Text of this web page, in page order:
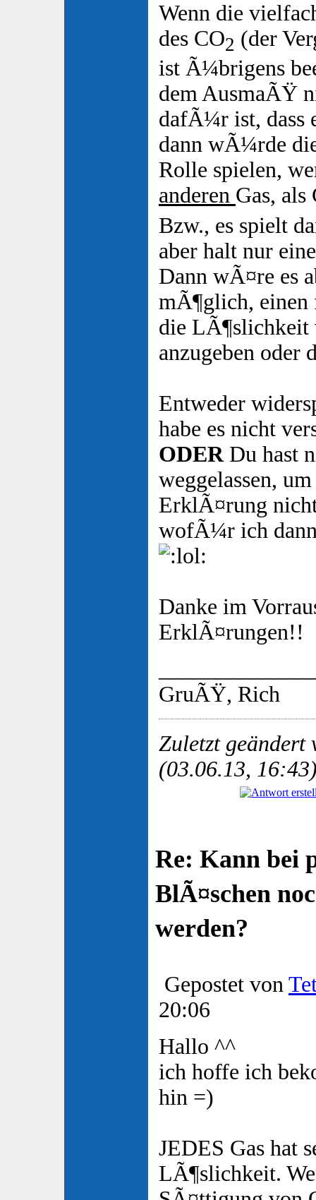
Wenn die
des CO2 (der
ist Ã¼brigens
dem AusmaÃŸ
dafÃ¼r ist, dass
dann wÃ¼rde
Rolle spielen,
anderen Gas, als
Bzw., es spielt
aber halt nur
Dann wÃ¤re es
mÃ¶glich,
die LÃ¶slichkeit
anzugeben oder
Entweder
habe es nicht
ODER Du hast
weggelassen,
ErklÃ¤rung
wofÃ¼r ich
Danke im
ErklÃ¤rungen!!
GruÃŸ, Rich
Zuletzt geändert
(03.06.13,
Re: Kann bei
BlÃ¤schen
werden?
Gepostet von
20:06
Hallo ^^
ich hoffe ich
hin =)
JEDES Gas hat
LÃ¶slichkeit.